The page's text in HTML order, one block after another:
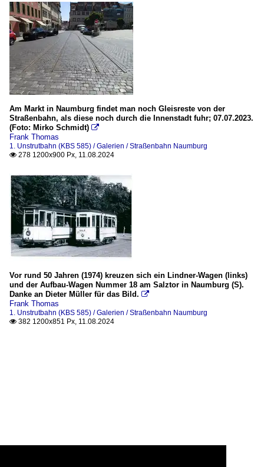
Am Markt in Naumburg findet man noch Gleisreste von der
Straßenbahn, als diese noch durch die Innenstadt fuhr; 07.07.2023.
(Foto: Mirko Schmidt) 
Frank Thomas
1. Unstrutbahn (KBS 585) / Galerien / Straßenbahn Naumburg
 278 1200x900 Px, 11.08.2024
Vor rund 50 Jahren (1974) kreuzen sich ein Lindner-Wagen (links)
und der Aufbau-Wagen Nummer 18 am Salztor in Naumburg (S).
Danke an Dieter Müller für das Bild. 
Frank Thomas
1. Unstrutbahn (KBS 585) / Galerien / Straßenbahn Naumburg
 382 1200x851 Px, 11.08.2024